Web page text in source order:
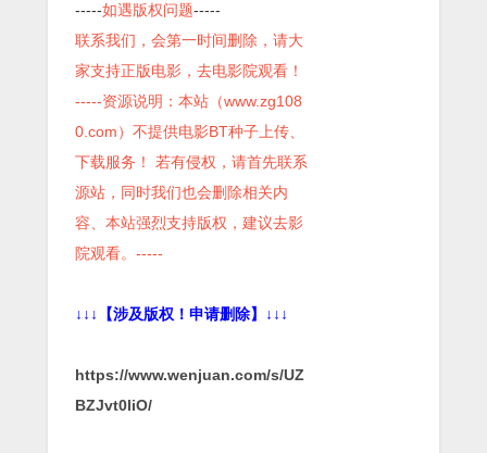
-----如遇版权问题-----
联系我们，会第一时间删除，请大
家支持正版电影，去电影院观看！
-----资源说明：本站（www.zg108
0.com）不提供电影BT种子上传、
下载服务！ 若有侵权，请首先联系
源站，同时我们也会删除相关内
容、本站强烈支持版权，建议去影
院观看。-----
↓↓↓【涉及版权！申请删除】↓↓↓
https://www.wenjuan.com/s/UZ
BZJvt0liO/